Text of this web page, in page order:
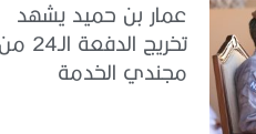
عمار بن حميد يشهد
تخريج الدفعة الـ24 من
مجندي الخدمة